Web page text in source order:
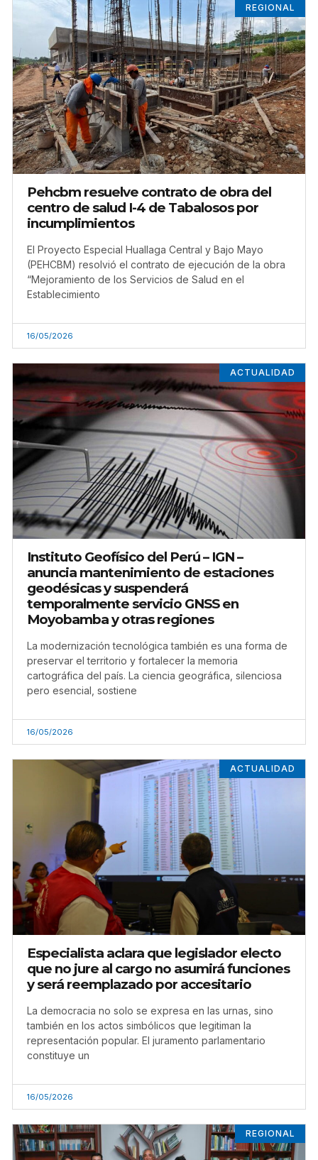
REGIONAL
Pehcbm resuelve contrato de obra del
centro de salud I-4 de Tabalosos por
incumplimientos
El Proyecto Especial Huallaga Central y Bajo Mayo
(PEHCBM) resolvió el contrato de ejecución de la obra
“Mejoramiento de los Servicios de Salud en el
Establecimiento
16/05/2026
ACTUALIDAD
Instituto Geofísico del Perú – IGN –
anuncia mantenimiento de estaciones
geodésicas y suspenderá
temporalmente servicio GNSS en
Moyobamba y otras regiones
La modernización tecnológica también es una forma de
preservar el territorio y fortalecer la memoria
cartográfica del país. La ciencia geográfica, silenciosa
pero esencial, sostiene
16/05/2026
ACTUALIDAD
Especialista aclara que legislador electo
que no jure al cargo no asumirá funciones
y será reemplazado por accesitario
La democracia no solo se expresa en las urnas, sino
también en los actos simbólicos que legitiman la
representación popular. El juramento parlamentario
constituye un
16/05/2026
REGIONAL